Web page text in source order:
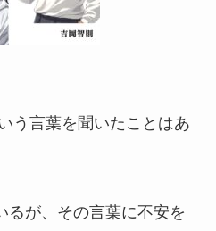
う言葉を聞いたことはあ
るが、その言葉に不安を